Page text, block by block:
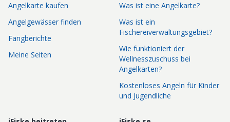
Angelkarte kaufen
Angelgewässer finden
Fangberichte
Meine Seiten
Was ist eine Angelkarte?
Was ist ein
Fischereiverwaltungsgebiet?
Wie funktioniert der
Wellnesszuschuss bei
Angelkarten?
Kostenloses Angeln für Kinder
und Jugendliche